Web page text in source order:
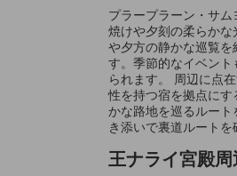
プラープラーン・サ
焼けや夕刻の柔らか
や夕方の静かな巡覧
す。季節的なイベン
られます。 周辺に点
性を持つ宿を拠点に
かな路地を巡るルー
き添いで裏道ルート
王ナライ宮殿